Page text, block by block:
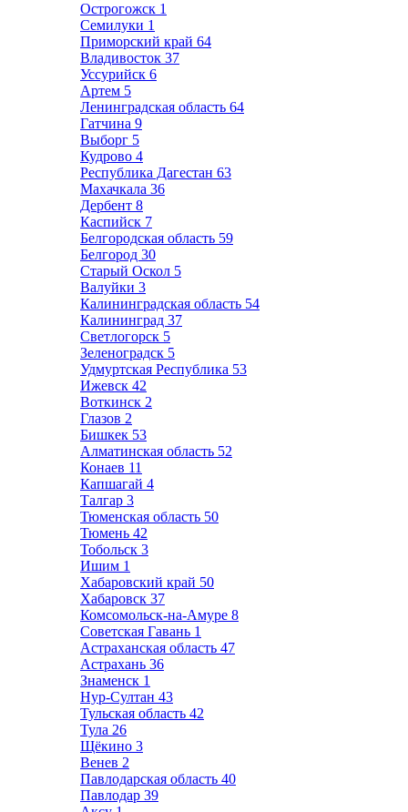
Острогожск 1
Семилуки 1
Приморский край 64
Владивосток 37
Уссурийск 6
Артем 5
Ленинградская область 64
Гатчина 9
Выборг 5
Кудрово 4
Республика Дагестан 63
Махачкала 36
Дербент 8
Каспийск 7
Белгородская область 59
Белгород 30
Старый Оскол 5
Валуйки 3
Калининградская область 54
Калининград 37
Светлогорск 5
Зеленоградск 5
Удмуртская Республика 53
Ижевск 42
Воткинск 2
Глазов 2
Бишкек 53
Алматинская область 52
Конаев 11
Капшагай 4
Талгар 3
Тюменская область 50
Тюмень 42
Тобольск 3
Ишим 1
Хабаровский край 50
Хабаровск 37
Комсомольск-на-Амуре 8
Советская Гавань 1
Астраханская область 47
Астрахань 36
Знаменск 1
Нур-Султан 43
Тульская область 42
Тула 26
Щёкино 3
Венев 2
Павлодарская область 40
Павлодар 39